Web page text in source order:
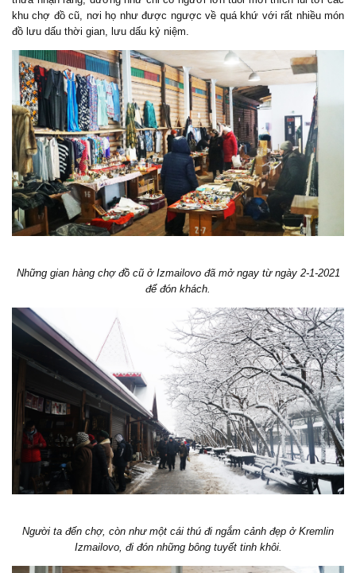
khu chợ đồ cũ, nơi họ như được ngược về quá khứ với rất nhiều món
đồ lưu dấu thời gian, lưu dấu kỷ niệm.
Những gian hàng chợ đồ cũ ở Izmailovo đã mở ngay từ ngày 2-1-2021
để đón khách.
Người ta đến chợ, còn như một cái thú đi ngắm cảnh đẹp ở Kremlin
Izmailovo, đi đón những bông tuyết tinh khôi.